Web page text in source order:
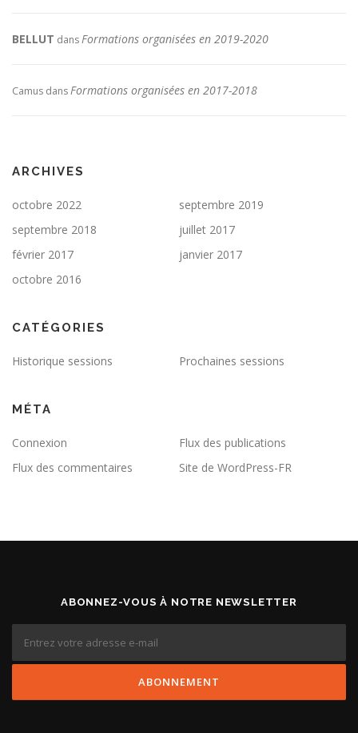
BELLUT dansFormations organisées en 2019-2020
Camus dansFormations organisées en 2017-2018
ARCHIVES
octobre 2022
septembre 2019
septembre 2018
juillet 2017
février 2017
janvier 2017
octobre 2016
CATÉGORIES
Historique sessions Prochaines sessions
MÉTA
Connexion
Flux des publications
Flux des commentaires
Site de WordPress-FR
ABONNEZ-VOUS À NOTRE NEWSLETTER